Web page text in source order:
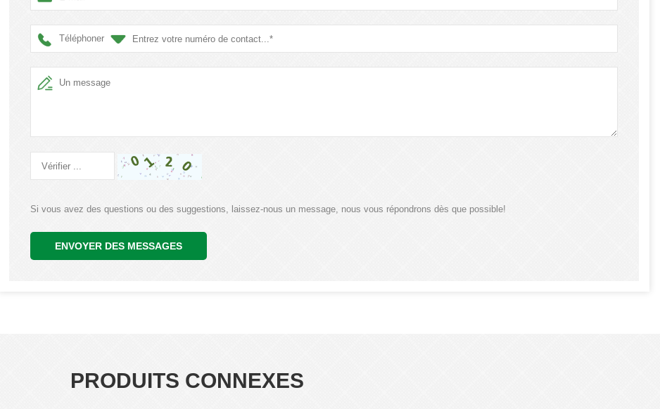
satisfaction des consommateurs.
Téléphoner
Si vous avez des questions ou des suggestions, laissez-nous un message, nous vous répondrons dès que possible!
ENVOYER DES MESSAGES
PRODUITS CONNEXES